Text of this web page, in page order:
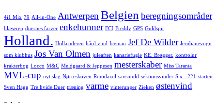
4i1 Mix 79 All-in-One Antwerpen Belgien beregningsområder
blæseren duernes farver enkehunner FCI Freddy GPS Guldspir
Holland. Hollænderen hård vind Iceman Jef De Wilder Jernbanevogn
som klubhus Jos Van Olmen juleaften kanariefugle KE. Brøgger. kontrolur
krakterbog Locco M&C Meldgaard & Jeppesen mesterskaber Miss Taranta
MVL-cup nyt slag Nørreskoven Ronidazol savsmuld sektionsvinder Six - 221
starten
Sven Hägg Tre hvide Duer træning varme vinterunger Zieken østenvind